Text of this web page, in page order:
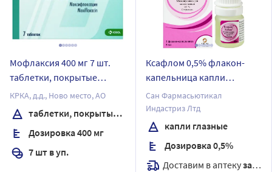
Мофлаксия 400 мг 7 шт.
таблетки, покрытые
пленочной оболочкой
КРКА, д.д., Ново место, АО
таблетки, покрытые пленочной оболочкой
Дозировка 400 мг
7 шт в уп.
Ксафлом 0,5% флакон-
капельница капли
глазные 5 мл
Сан Фармасьютикал
Индастриз Лтд
капли глазные
Дозировка 0,5%
Доставим в аптекузавтра